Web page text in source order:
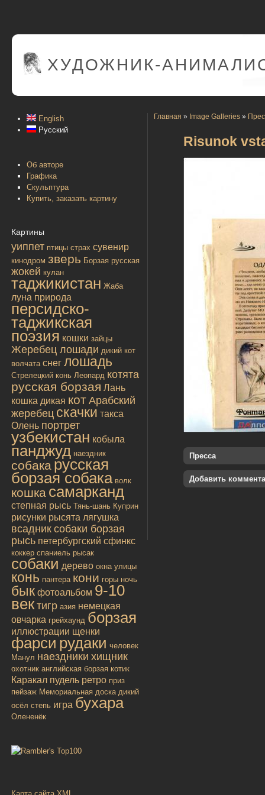
ХУДОЖНИК-
English
Русский
Об авторе
Графика
Скульптура
Купить, заказать картину
Картины
уиппет птицы страх сувенир
кинодром зверь Борзая русская
жокей кулан
таджикистан Жаба
луна природа
персидско-
таджикская
поэзия кошки зайцы
Жеребец лошади дикий кот
волчата снег лошадь
Стрелецкий конь Леопард котята
русская борзая Лань
кошка дикая кот Арабский
жеребец скачки такса
Олень портрет
узбекистан кобыла
панджуд наездник
собака русская
борзая собака волк
кошка самарканд
степная рысь Тянь-шань Куприн
рисунки рысята лягушка
всадник собаки борзая
рысь петербургский сфинкс
коккер спаниель рысак
собаки дерево окна улицы
конь пантера кони горы ночь
бык фотоальбом 9-10
век тигр азия немецкая
овчарка грейхаунд борзая
иллюстрации щенки
фарси рудаки человек
Манул наездники хищник
охотник английская борзая котик
Каракал пудель ретро приз
пейзаж Мемориальная доска дикий
осёл степь игра бухара
Олененёк
Главная » Image Galleries »
Risunok
Пресса
Добавить